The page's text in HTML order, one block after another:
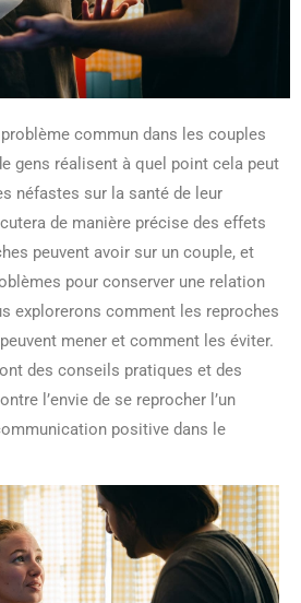
commun dans les couples
gens réalisent à quel point cela peut
néfastes sur la santé de leur
de manière précise des effets
peuvent avoir sur un couple, et
pour conserver une relation
explorerons comment les reproches
mener et comment les éviter.
des conseils pratiques et des
l’envie de se reprocher l’un
positive dans le